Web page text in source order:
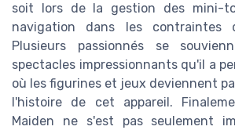
soit lors de la gestion des mini-
navigation dans les contraintes
Plusieurs passionnés se
spectacles impressionnants qu'il a
où les figurines et jeux deviennent
l'histoire de cet appareil.
Maiden ne s'est pas seulement